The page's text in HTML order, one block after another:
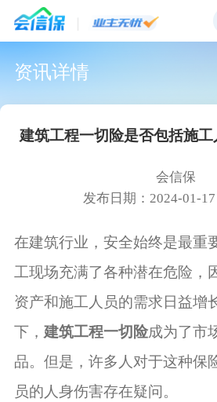
资讯详情
建筑工程一切险是否包括施工
会信保
发布日期：2024-01-
在建筑行业，安全始终是最重
工现场充满了各种潜在危险，
资产和施工人员的需求日益增
下， 建筑工程一切险成为了市
品。但是，许多人对于这种保
员的人身伤害存在疑问。